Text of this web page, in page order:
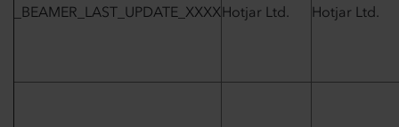
_BEAMER_LAST_UPDATE_XXXX Hotjar Ltd. Hotjar Ltd.